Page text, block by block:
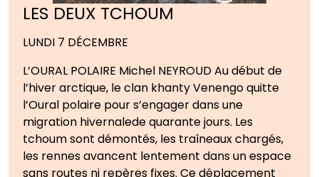
LES DEUX TCHOUM
LUNDI 7 DÉCEMBRE
L’OURAL POLAIRE Michel NEYROUD Au début de
l’hiver arctique, le clan khanty Venengo quitte
l’Oural polaire pour s’engager dans une
migration hivernalede quarante jours. Les
tchoum sont démontés, les traîneaux chargés,
les rennes avancent lentement dans un espace
sans routes ni repères fixes. Ce déplacement